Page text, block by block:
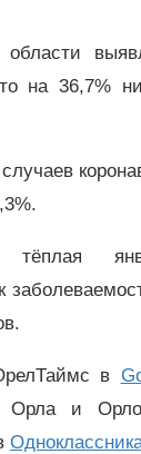
области
на 36,7%
тёплая
в
Орла и